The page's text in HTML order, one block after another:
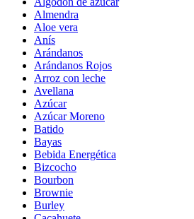
Almendra
Aloe vera
Anís
Arándanos
Arándanos Rojos
Arroz con leche
Avellana
Azúcar
Azúcar Moreno
Batido
Bayas
Bebida Energética
Bizcocho
Bourbon
Brownie
Burley